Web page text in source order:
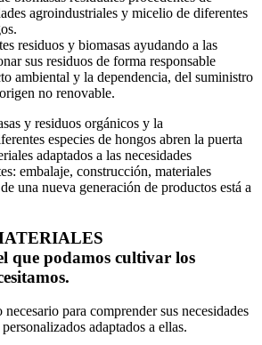
agroindustriales y micelio de diferentes
residuos y biomasas ayudando a las
sus residuos de forma responsable
ambiental y la dependencia, del suministro
no renovable.
y residuos orgánicos y la
especies de hongos abren la puerta
adaptados a las necesidades
embalaje, construcción, materiales
una nueva generación de productos está a
que podamos cultivar los
para comprender sus necesidades
adaptados a ellas.